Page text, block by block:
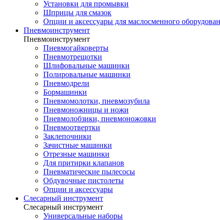
Установки для промывки
Шприцы для смазок
Опции и аксессуары для маслосменного
Пневмоинструмент
Пневмоинструмент
Пневмогайковерты
Пневмотрещотки
Шлифовальные машинки
Полировальные машинки
Пневмодрели
Бормашинки
Пневмомолотки, пневмозубила
Пневмоножницы и ножи
Пневмолобзики, пневмоножовки
Пневмоотвертки
Заклепочники
Зачистные машинки
Отрезные машинки
Для притирки клапанов
Пневматические пылесосы
Обдувочные пистолеты
Опции и аксессуары
Слесарный инструмент
Слесарный инструмент
Универсальные наборы